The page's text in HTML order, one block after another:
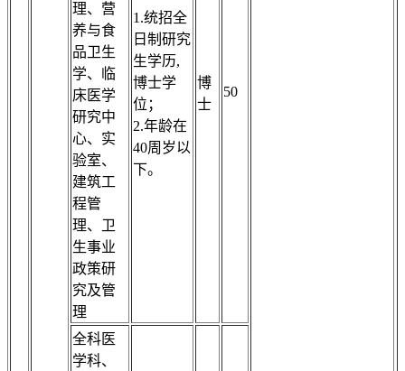
理、营
养与食
品卫生
学、临
床医学
研究中
心、实
验室、
建筑工
程管
理、卫
生事业
政策研
究及管
理
1.统招全
日制研究
生学历,
博士学
位；
2.年龄在
40周岁以
下。
博
士
50
全科医
学科、